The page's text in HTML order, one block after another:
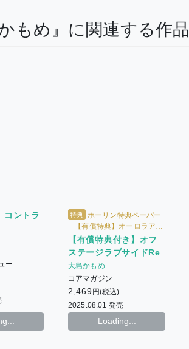
かもめ』に関連する作品
コントラ
ー
特典 ホーリン特典ペーパー
+ 【有償特典】オーロラアク
リルスタンド
【有償特典付き】オフ
ステージラブサイドRe
大島かもめ
コアマガジン
2,469 円(税込)
2025.08.01 発売
Loading...